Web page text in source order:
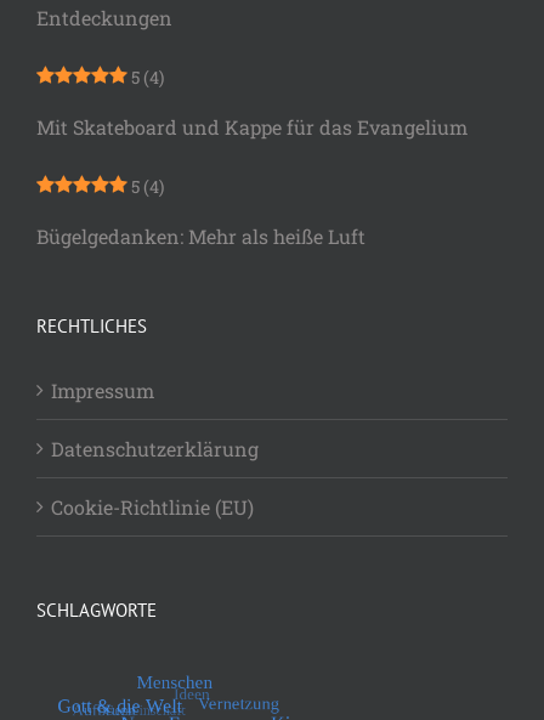
Entdeckungen
5 (4)
Mit Skateboard und Kappe für das Evangelium
5 (4)
Bügelgedanken: Mehr als heiße Luft
RECHTLICHES
Impressum
Datenschutzerklärung
Cookie-Richtlinie (EU)
SCHLAGWORTE